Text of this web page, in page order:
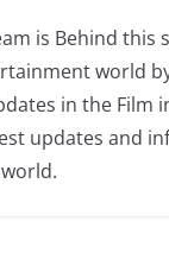
is Behind this
world
in the Film
updates and